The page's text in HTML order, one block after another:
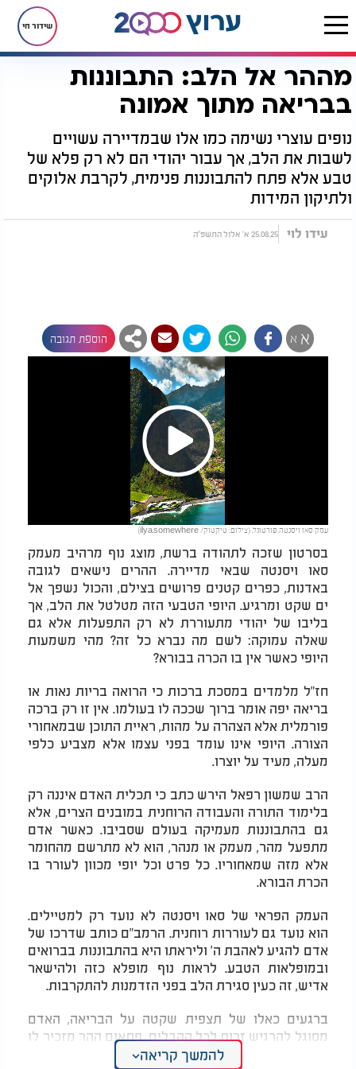
שידור חי
דף הבית יהדות נפלאות הבריאה מההר אל הלב: התבוננות בבריאה מתוך אמונה
מההר אל הלב: התבוננות
בבריאה מתוך אמונה
נופים עוצרי נשימה כמו אלו שבמדיירה עשויים
לשבות את הלב, אך עבור יהודי הם לא רק פלא של
טבע אלא פתח להתבוננות פנימית, לקרבת אלוקים
ולתיקון המידות
עידו לוי 25.08.25 א' אלול התשפ"ה
א א הוספת תגובה
Play
Video
עמק סאו ויסנטה, פורטוגל. (צילום: טיקטוק/ ilya.somewhere)
בסרטון שזכה לתהודה ברשת, מוצג נוף מרהיב מעמק
סאו ויסנטה שבאי מדיירה. ההרים נישאים לגובה
באדנות, כפרים קטנים פרושים בצילם, והכול נשפך אל
ים שקט ומרגיע. היופי הטבעי הזה מטלטל את הלב, אך
בליבו של יהודי מתעוררת לא רק התפעלות אלא גם
שאלה עמוקה: לשם מה נברא כל זה? מהי משמעות
היופי כאשר אין בו הכרה בבורא?
חז"ל מלמדים במסכת ברכות כי הרואה בריות נאות או
בריאה יפה אומר ברוך שככה לו בעולמו. אין זו רק ברכה
פורמלית אלא הצהרה על מהות, ראיית התוכן שבמאחורי
הצורה. היופי אינו עומד בפני עצמו אלא מצביע כלפי
מעלה, מעיד על יוצרו.
הרב שמשון רפאל הירש כתב כי תכלית האדם איננה רק
בלימוד התורה והעבודה הרוחנית במובנים הצרים, אלא
גם בהתבוננות מעמיקה בעולם שסביבו. כאשר אדם
מתפעל מהר, מעמק או מנהר, הוא לא מתרשם מהחומר
אלא מזה שמאחוריו. כל פרט וכל יופי מכוון לעורר בו
הכרת הבורא.
העמק הפראי של סאו ויסנטה לא נועד רק למטיילים.
הוא נועד גם לעוררות רוחנית. הרמב"ם כותב שדרכו של
אדם להגיע לאהבת ה' וליראתו היא בהתבוננות בברואים
ובמופלאות הטבע. לראות נוף מופלא כזה ולהישאר
אדיש, זה כעין סגירת הלב בפני הזדמנות להתקרבות.
ברגעים כאלו של תצפית שקטה על הבריאה, האדם
מסוגל להרגיש זרות לכל ההבלים. פתאום ההר מזכיר לו
יציבות שהוא שואף אליה, השקט מזמין אותו להעמיק,
להמשך קריאה